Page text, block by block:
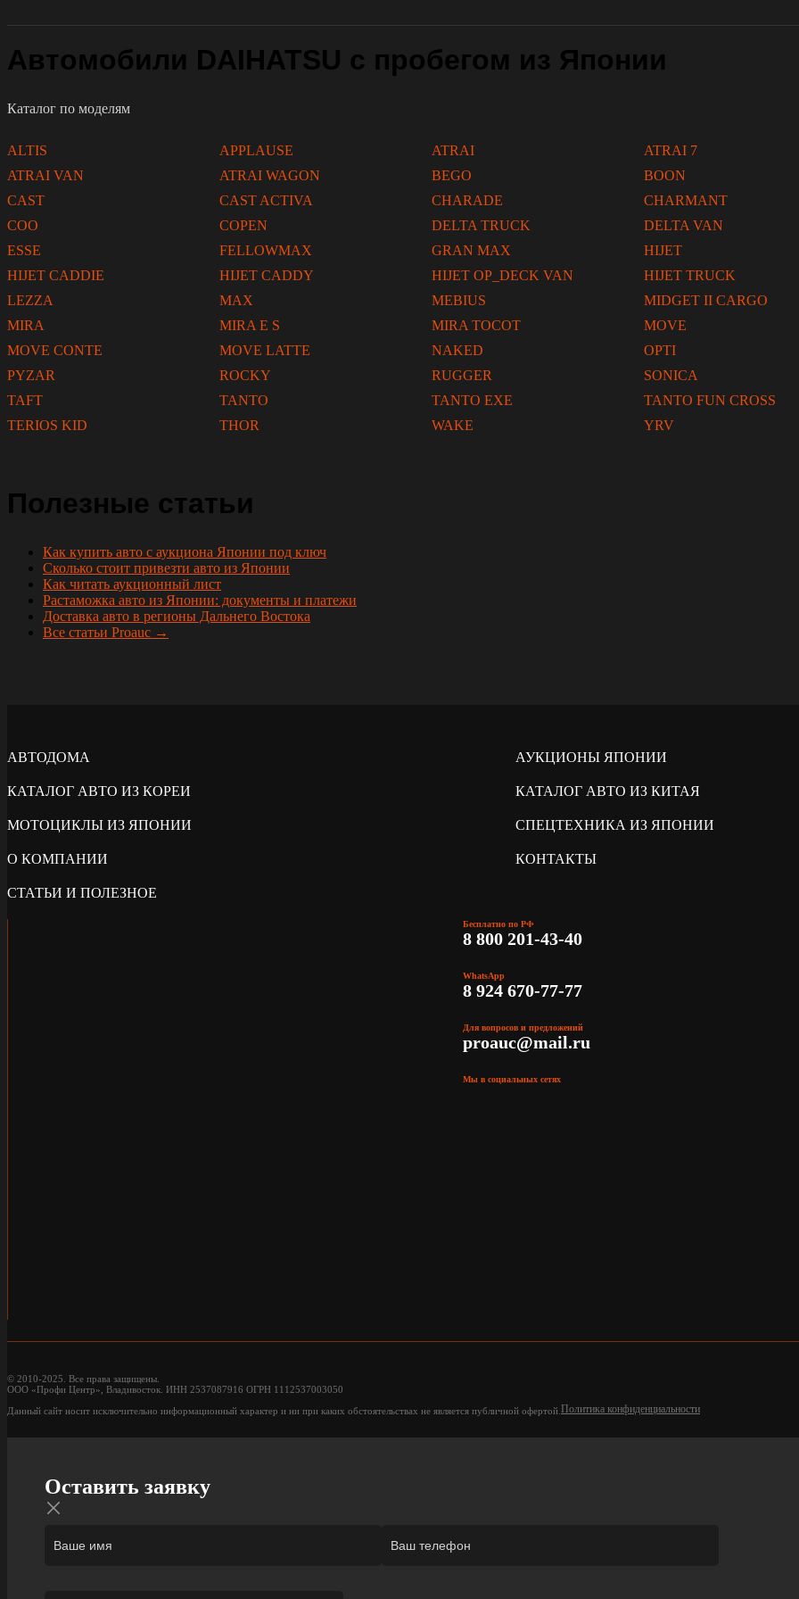
Автомобили DAIHATSU с пробегом из Японии
Каталог по моделям
ALTIS APPLAUSE ATRAI ATRAI 7
ATRAI VAN
ATRAI WAGON BEGO BOON
CAST
CAST ACTIVA CHARADE CHARMANT
COO
COPEN DELTA TRUCK DELTA VAN
ESSE
FELLOWMAX GRAN MAX HIJET
HIJET CADDIE
HIJET CADDY HIJET OP_DECK VAN HIJET TRUCK
LEZZA
MAX MEBIUS MIDGET II CARGO
MIRA
MIRA E S MIRA TOCOT MOVE
MOVE CONTE
MOVE LATTE NAKED OPTI
PYZAR
ROCKY RUGGER SONICA
TAFT
TANTO TANTO EXE TANTO FUN CROSS
TERIOS KID
THOR WAKE YRV
Полезные статьи
Как купить авто с аукциона Японии под ключ
Сколько стоит привезти авто из Японии
Как читать аукционный лист
Растаможка авто из Японии: документы и платежи
Доставка авто в регионы Дальнего Востока
Все статьи Proauc →
АВТОДОМА АУКЦИОНЫ ЯПОНИИ
КАТАЛОГ АВТО ИЗ КОРЕИ КАТАЛОГ АВТО ИЗ КИТАЯ
МОТОЦИКЛЫ ИЗ ЯПОНИИ СПЕЦТЕХНИКА ИЗ ЯПОНИИ
О КОМПАНИИ КОНТАКТЫ
СТАТЬИ И ПОЛЕЗНОЕ
Бесплатно по РФ
8 800 201-43-40
WhatsApp
8 924 670-77-77
Для вопросов и предложений
proauc@mail.ru
Мы в социальных сетях
© 2010-2025. Все права защищены.
ООО «Профи Центр», Владивосток. ИНН 2537087916 ОГРН 1112537003050
Данный сайт носит исключительно информационный характер и ни при каких обстоятельствах не является публичной офертой. Политика конфиденциальности
Оставить заявку